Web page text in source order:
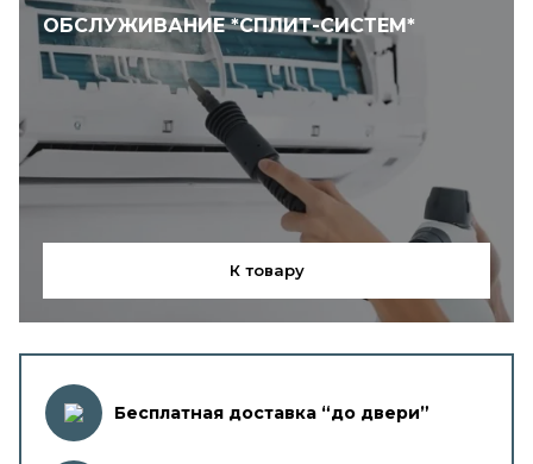
ОБСЛУЖИВАНИЕ *СПЛИТ-СИСТЕМ*
К товару
Бесплатная доставка “до двери”